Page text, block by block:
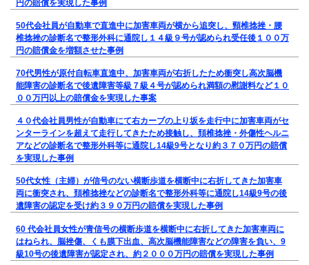
円の賠償を実現した事例
50代会社員が自動車で直進中に加害車両が横から追突し、頸椎捻挫・腰
椎捻挫の診断名で整形外科に通院し１４級９号が認められ受任後１００万
円の賠償金を増額させた事例
70代男性が原付自転車直進中、加害車両が右折したため衝突し高次脳機
能障害の診断名で後遺障害等級７級４号が認められ満額の慰謝料など１０
００万円以上の賠償金を実現した事案
４０代会社員男性が自動車にて右カーブの上り坂を走行中に加害車両がセ
ンターラインを超えて走行してきたため接触し、頚椎捻挫・外傷性ヘルニ
アなどの診断名で整形外科等に通院し14級9号となり約３７０万円の賠償
を実現した事例
50代女性（主婦）が信号のない横断歩道を横断中に右折してきた加害車
両に衝突され、頚椎捻挫などの診断名で整形外科等に通院し14級9号の後
遺障害の認定を受け約３９０万円の賠償を実現した事例
60 代会社員女性が青信号の横断歩道を横断中に右折してきた加害車両に
はねられ、脳挫傷、くも膜下出血、高次脳機能障害などの障害を負い、9
級10号の後遺障害が認定され、約２０００万円の賠償を実現した事例